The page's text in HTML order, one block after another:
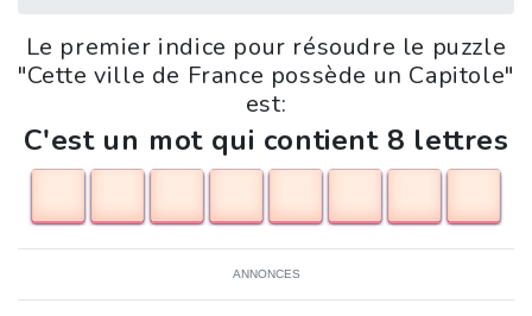
Le premier indice pour résoudre le puzzle
"Cette ville de France possède un Capitole"
est:
C'est un mot qui contient 8 lettres
ANNONCES